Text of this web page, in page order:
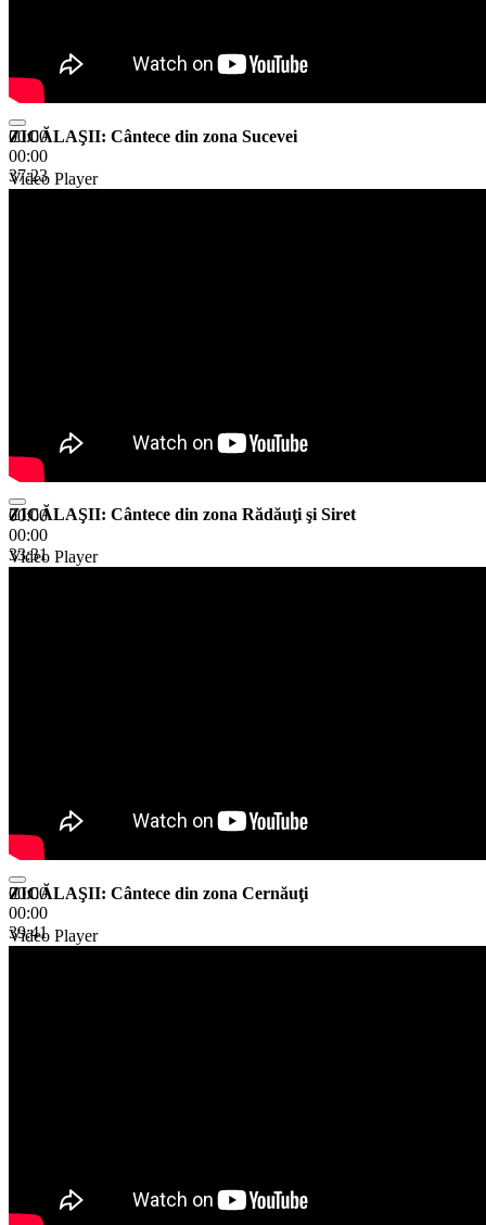
00:00
00:00
37:23
ZICĂLAŞII: Cântece din zona Sucevei
Video Player
00:00
00:00
33:31
ZICĂLAŞII: Cântece din zona Rădăuţi şi Siret
Video Player
00:00
00:00
39:41
ZICĂLAŞII: Cântece din zona Cernăuţi
Video Player